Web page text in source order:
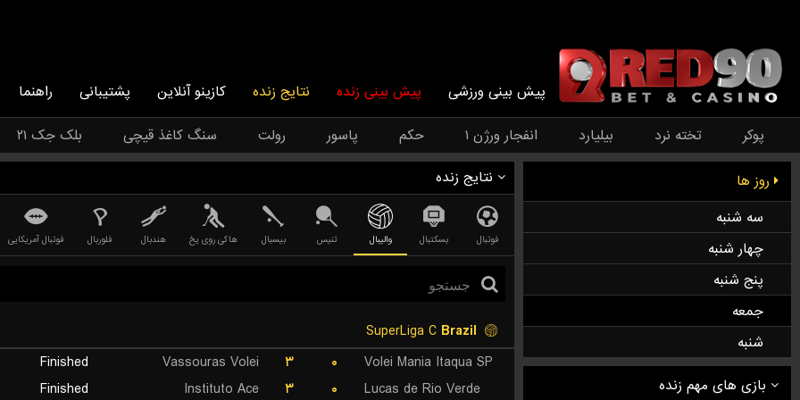
پیش بینی ورزشی پیش بینی زنده نتایج زنده کازینو آنلاین پشتیبانی راهنما
پوکر تخته نرد بیلیارد انفجار ورژن ۱ حکم پاسور رولت سنگ کاغذ قیچی بلک جک ۲۱
روز ها
سه شنبه
چهار شنبه
پنج شنبه
جمعه
شنبه
نتایج زنده
فوتبال بسکتبال والیبال تنیس بیسبال هاکی روی یخ هندبال فلوربال فوتبال آمریکایی
Brazil
Volei Mania Itaqua SP
۰ ۳ Vassouras Volei
Finished
Lucas de Rio Verde
۰ ۳ Instituto Ace
Finished